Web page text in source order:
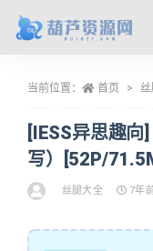
当前位置： 首页
[IESS异思趣
写）[52P/
丝腿大全 7年